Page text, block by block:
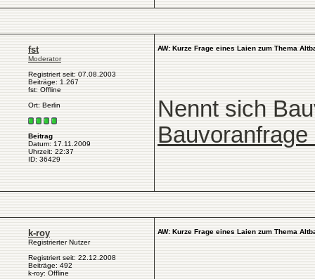
fst
Moderator
Registriert seit: 07.08.2003
Beiträge: 1.267
fst: Offline
Ort: Berlin
Beitrag
Datum: 17.11.2009
Uhrzeit: 22:37
ID: 36429
AW: Kurze Frage eines Laien zum Thema
Nennt sich
k-roy
Registrierter Nutzer
Registriert seit: 22.12.2008
Beiträge: 492
k-roy: Offline
AW: Kurze Frage eines Laien zum Thema